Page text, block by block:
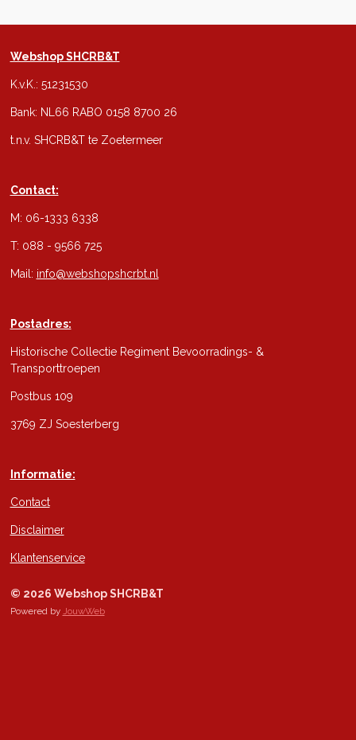
Webshop SHCRB&T
K.v.K.: 51231530
Bank: NL66 RABO 0158 8700 26
t.n.v. SHCRB&T te Zoetermeer
Contact:
M: 06-1333 6338
T: 088 - 9566 725
Mail: info@webshopshcrbt.nl
Postadres:
Historische Collectie Regiment Bevoorradings- &
Transporttroepen
Postbus 109
3769 ZJ Soesterberg
Informatie:
Contact
Disclaimer
Klantenservice
© 2026 Webshop SHCRB&T
Powered by JouwWeb